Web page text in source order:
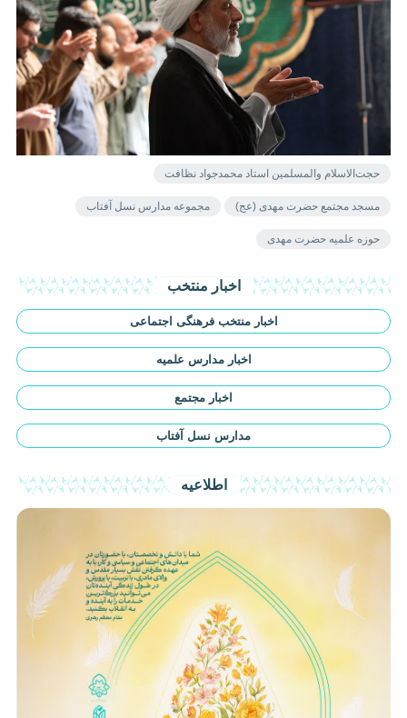
حجت‌الاسلام والمسلمین استاد محمدجواد نظافت
مسجد مجتمع حضرت مهدی (عج) مجموعه مدارس نسل آفتاب
حوزه علمیه حضرت مهدی
اخبار منتخب
اخبار منتخب فرهنگی اجتماعی
اخبار مدارس علمیه
اخبار مجتمع
مدارس نسل آفتاب
اطلاعیه